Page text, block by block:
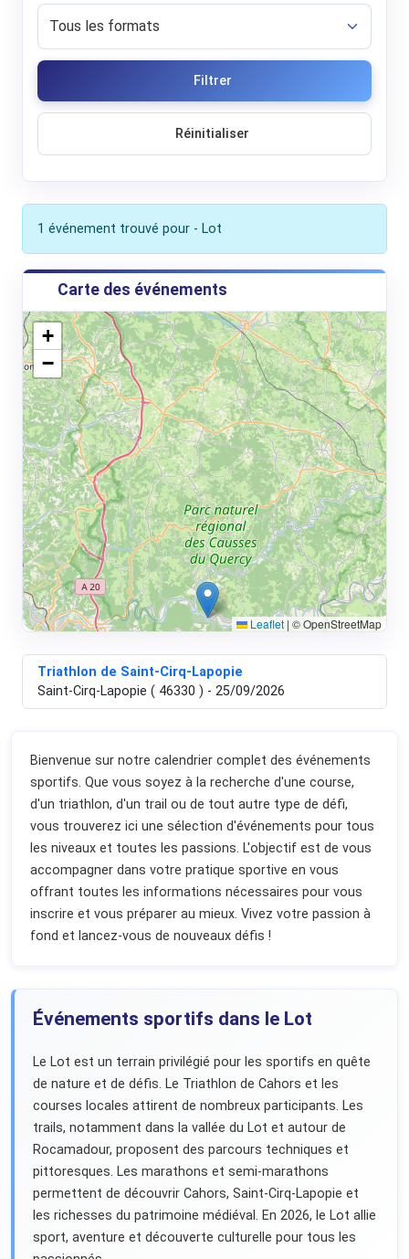
Filtrer
Réinitialiser
1 événement trouvé pour - Lot
Carte des événements
+
−
Leaflet | © OpenStreetMap
Triathlon de Saint-Cirq-Lapopie
Saint-Cirq-Lapopie ( 46330 ) - 25/09/2026
Bienvenue sur notre calendrier complet des événements
sportifs. Que vous soyez à la recherche d'une course,
d'un triathlon, d'un trail ou de tout autre type de défi,
vous trouverez ici une sélection d'événements pour tous
les niveaux et toutes les passions. L'objectif est de vous
accompagner dans votre pratique sportive en vous
offrant toutes les informations nécessaires pour vous
inscrire et vous préparer au mieux. Vivez votre passion à
fond et lancez-vous de nouveaux défis !
Événements sportifs dans le Lot
Le Lot est un terrain privilégié pour les sportifs en quête
de nature et de défis. Le Triathlon de Cahors et les
courses locales attirent de nombreux participants. Les
trails, notamment dans la vallée du Lot et autour de
Rocamadour, proposent des parcours techniques et
pittoresques. Les marathons et semi-marathons
permettent de découvrir Cahors, Saint-Cirq-Lapopie et
les richesses du patrimoine médiéval. En 2026, le Lot allie
sport, aventure et découverte culturelle pour tous les